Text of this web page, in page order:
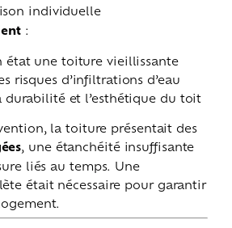
individuelle
:
état une toiture vieillissante
risques d’infiltrations d’eau
durabilité et l’esthétique du toit
la toiture présentait des
, une étanchéité insuffisante
liés au temps. Une
était nécessaire pour garantir